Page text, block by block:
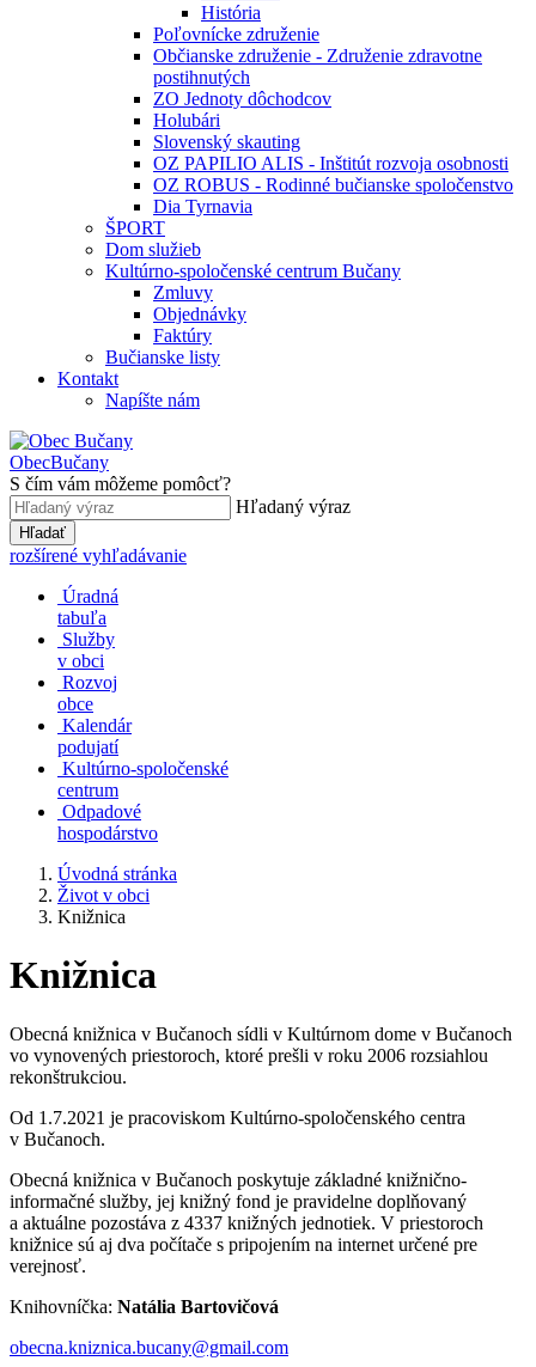
História
Poľovnícke združenie
Občianske združenie - Združenie zdravotne
postihnutých
ZO Jednoty dôchodcov
Holubári
Slovenský skauting
OZ PAPILIO ALIS - Inštitút rozvoja osobnosti
OZ ROBUS - Rodinné bučianske spoločenstvo
Dia Tyrnavia
ŠPORT
Dom služieb
Kultúrno-spoločenské centrum Bučany
Zmluvy
Objednávky
Faktúry
Bučianske listy
Kontakt
Napíšte nám
ObecBučany
S čím vám môžeme pomôcť?
Hľadaný výraz
Hľadať
rozšírené vyhľadávanie
Úradná
tabuľa
Služby
v obci
Rozvoj
obce
Kalendár
podujatí
Kultúrno-spoločenské
centrum
Odpadové
hospodárstvo
Úvodná stránka
Život v obci
Knižnica
Knižnica
Obecná knižnica v Bučanoch sídli v Kultúrnom dome v Bučanoch
vo vynovených priestoroch, ktoré prešli v roku 2006 rozsiahlou
rekonštrukciou.
Od 1.7.2021 je pracoviskom Kultúrno-spoločenského centra
v Bučanoch.
Obecná knižnica v Bučanoch poskytuje základné knižnično-
informačné služby, jej knižný fond je pravidelne doplňovaný
a aktuálne pozostáva z 4337 knižných jednotiek. V priestoroch
knižnice sú aj dva počítače s pripojením na internet určené pre
verejnosť.
Knihovníčka: Natália Bartovičová
obecna.kniznica.bucany@gmail.com